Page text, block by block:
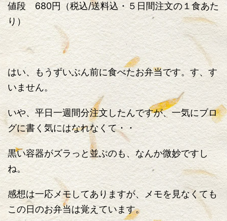
値段 680円（税込/送料込・５日間注文の１食あた
り）
はい、もうずいぶん前に食べたお弁当です。す、す
いません。
いや、平日一週間分注文したんですが、一気にブロ
グに書く気にはなれなくて・・
黒い容器がズラっと並ぶのも、なんか微妙ですし
ね。
感想は一応メモしてありますが、メモを見なくても
この日のお弁当は覚えています。